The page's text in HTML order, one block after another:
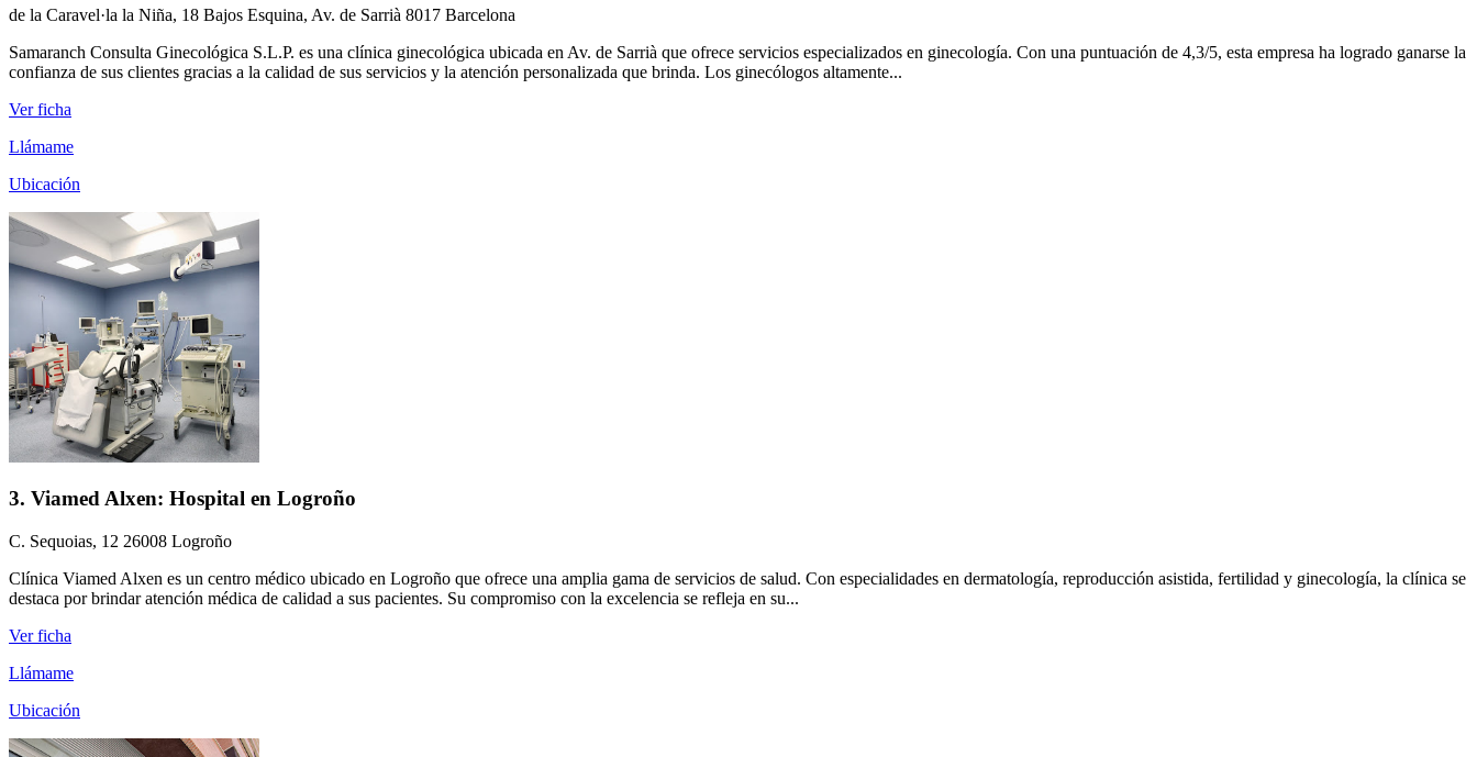
de la Caravel·la la Niña, 18 Bajos Esquina, Av. de Sarrià 8017 Barcelona
Samaranch Consulta Ginecológica S.L.P. es una clínica ginecológica ubicada en Av. de Sarrià que ofrece servicios especializados en ginecología. Con una puntuación de 4,3/5, esta empresa ha logrado ganarse la
confianza de sus clientes gracias a la calidad de sus servicios y la atención personalizada que brinda. Los ginecólogos altamente...
Ver ficha
Llámame
Ubicación
3. Viamed Alxen: Hospital en Logroño
C. Sequoias, 12 26008 Logroño
Clínica Viamed Alxen es un centro médico ubicado en Logroño que ofrece una amplia gama de servicios de salud. Con especialidades en dermatología, reproducción asistida, fertilidad y ginecología, la clínica se
destaca por brindar atención médica de calidad a sus pacientes. Su compromiso con la excelencia se refleja en su...
Ver ficha
Llámame
Ubicación